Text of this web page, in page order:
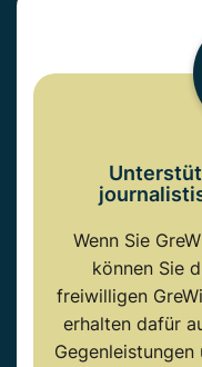
Wenn Sie
können Sie
freiwilligen
erhalten dafür
Gegenleistungen